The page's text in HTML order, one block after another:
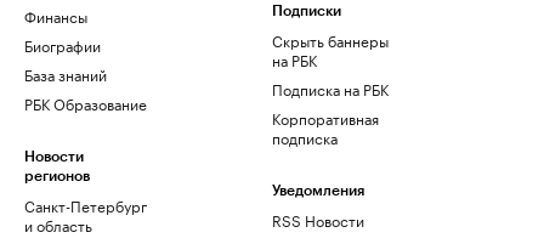
Финансы
Биографии
База знаний
РБК Образование
Новости
регионов
Санкт-Петербург
и область
Подписки
Скрыть баннеры
на РБК
Подписка на РБК
Корпоративная
подписка
Уведомления
RSS Новости